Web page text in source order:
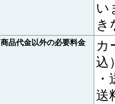
い
き
商品代金以外の必要料金
カ
込
送